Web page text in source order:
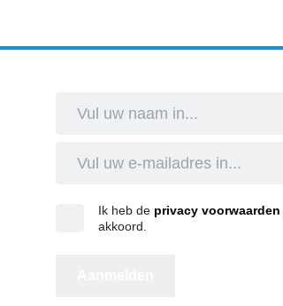
Ik heb de privacy voorwaarden
akkoord.